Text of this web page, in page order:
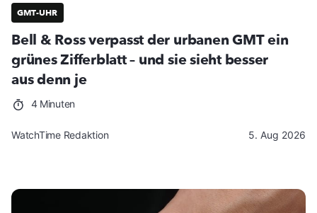
GMT-UHR
Bell & Ross verpasst der urbanen GMT ein
grünes Zifferblatt – und sie sieht besser
aus denn je
4 Minuten
WatchTime Redaktion 5. Aug 2026